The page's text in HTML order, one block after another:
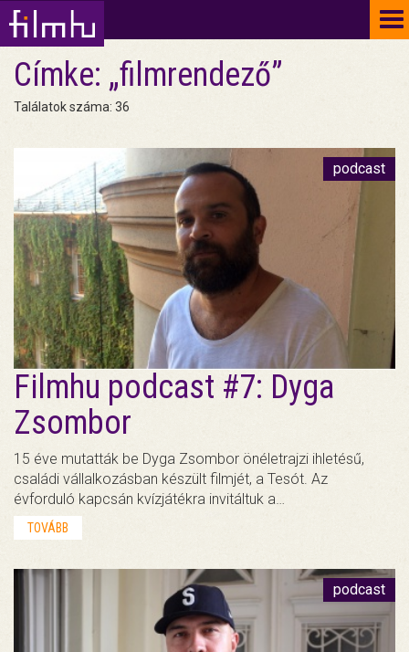
Címke: „filmrendező”
Találatok száma: 36
podcast
Filmhu podcast #7: Dyga
Zsombor
15 éve mutatták be Dyga Zsombor önéletrajzi ihletésű,
családi vállalkozásban készült filmjét, a Tesót. Az
évforduló kapcsán kvízjátékra invitáltuk a…
TOVÁBB
podcast